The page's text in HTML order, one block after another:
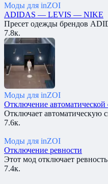
Моды для inZOI
ADIDAS — LEVIS — NIKE
Пресет одежды брендов
7.8к.
Моды для inZOI
Отключение
Отключает автоматическую
7.6к.
Моды для inZOI
Отключение ревности
Этот мод отключает
7.4к.